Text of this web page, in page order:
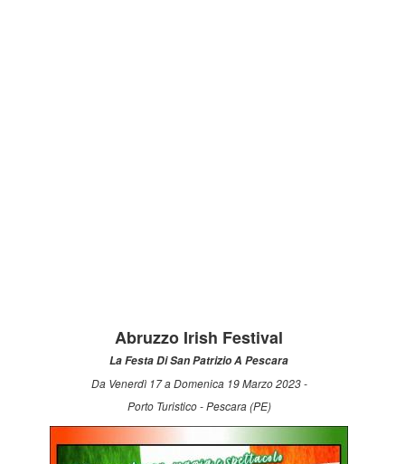
Abruzzo Irish Festival
La Festa Di San Patrizio A Pescara
Da Venerdì 17 a Domenica 19 Marzo 2023 -
Porto Turistico - Pescara (PE)